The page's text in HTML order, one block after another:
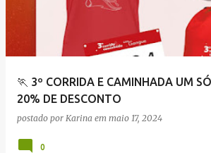
🏃 3º CORRIDA E CAMINHADA UM
20% DE DESCONTO
postado por Karina em maio 17, 2024
0